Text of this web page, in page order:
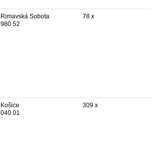
Rimavská Sobota
980 52
78 x
Košice
040 01
309 x